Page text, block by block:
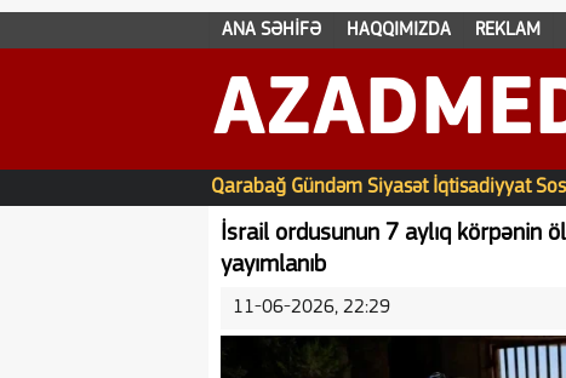
ANA SƏHİFƏ HAQQIMIZDA REKLAM
Qarabağ Gündəm Siyasət İqtisadiyyat
İsrail ordusunun 7 aylıq körpənin
yayımlanıb
11-06-2026, 22:29